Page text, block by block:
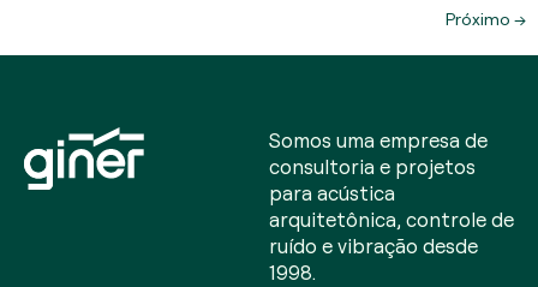
Próximo →
Somos uma empresa de
consultoria e projetos
para acústica
arquitetônica, controle de
ruído e vibração desde
1998.